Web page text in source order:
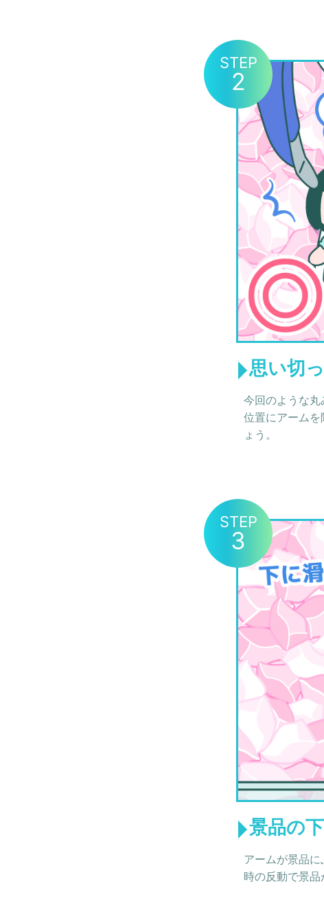
STEP
2
思い切
今回のような
位置にアーム
ょう。
STEP
3
景品の
アームが景品
時の反動で景品